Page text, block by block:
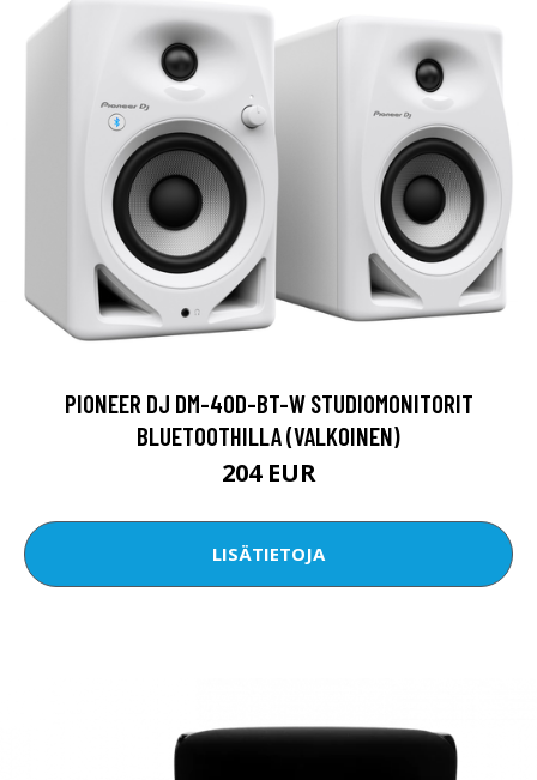
PIONEER DJ DM-40D-BT-W STUDIOMONITORIT
BLUETOOTHILLA (VALKOINEN)
204 EUR
LISÄTIETOJA